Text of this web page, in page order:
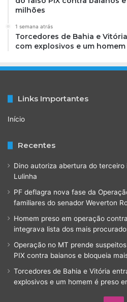
milhões
1 semana atrás
Torcedores de Bahia e
com explosivos e um
Links Importantes
Início
Recentes
Dino autoriza abertura do
Lulinha
PF deflagra nova fase da
familiares do senador Weverton
Homem preso em operação
integrava lista dos mais
Operação no MT prende
PIX contra baianos e bloqueia
Torcedores de Bahia e Vitória
explosivos e um homem é preso